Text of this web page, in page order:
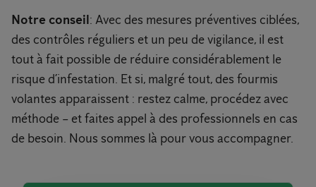
Notre conseil: Avec des mesures préventives ciblées,
des contrôles réguliers et un peu de vigilance, il est
tout à fait possible de réduire considérablement le
risque d’infestation. Et si, malgré tout, des fourmis
volantes apparaissent : restez calme, procédez avec
méthode – et faites appel à des professionnels en cas
de besoin. Nous sommes là pour vous accompagner.